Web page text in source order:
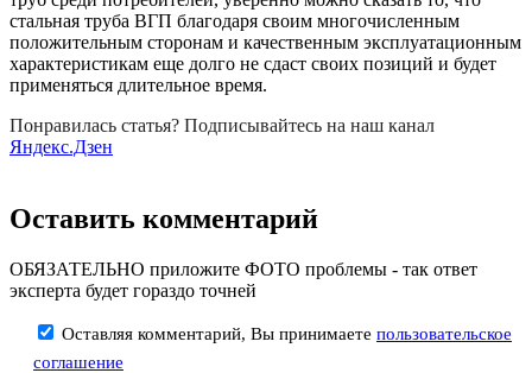
стальная труба ВГП благодаря своим многочисленным
положительным сторонам и качественным эксплуатационным
характеристикам еще долго не сдаст своих позиций и будет
применяться длительное время.
Понравилась статья? Подписывайтесь на наш канал
Яндекс.Дзен
Оставить комментарий
ОБЯЗАТЕЛЬНО приложите ФОТО проблемы - так ответ
эксперта будет гораздо точней
Оставляя комментарий, Вы принимаете пользовательское
соглашение